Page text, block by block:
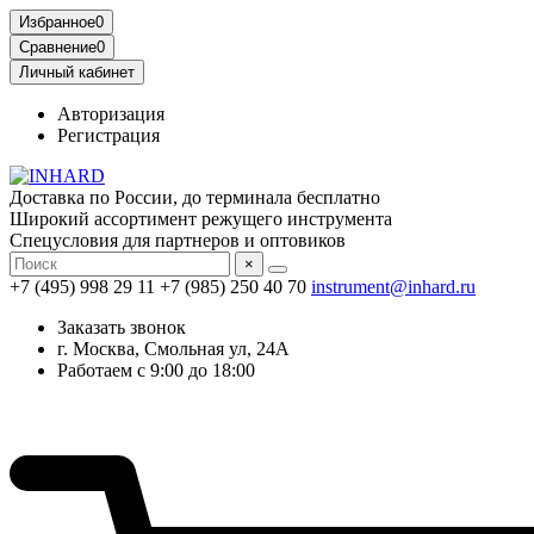
Избранное0
Сравнение0
Личный кабинет
Авторизация
Регистрация
Доставка по России, до терминала бесплатно
Широкий ассортимент режущего инструмента
Спецусловия для партнеров и оптовиков
×
+7 (495) 998 29 11 +7 (985) 250 40 70 instrument@inhard.ru
Заказать звонок
г. Москва, Смольная ул, 24А
Работаем с 9:00 до 18:00